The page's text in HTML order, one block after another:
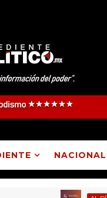
NACIONAL